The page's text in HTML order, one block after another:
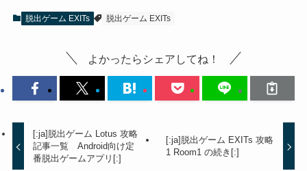
脱出ゲーム EXITs 脱出ゲーム EXITs
よかったらシェアしてね！
[:ja]脱出ゲーム Lotus 攻略
記事一覧 Android向け定
番脱出ゲームアプリ[:]
[:ja]脱出ゲーム EXITs 攻略
1 Room1 の続き[:]